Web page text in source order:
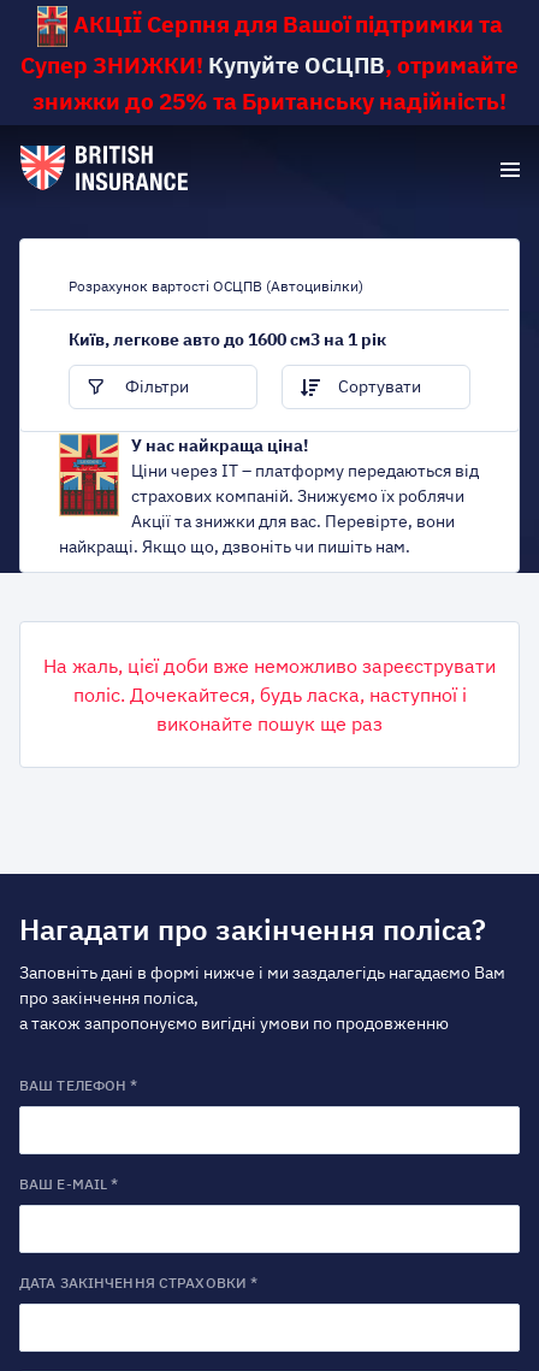
АКЦІЇ Серпня для Вашої підтримки та
Супер ЗНИЖКИ! Купуйте ОСЦПВ, отримайте
знижки до 25% та Британську надійність!
Розрахунок вартості ОСЦПВ (Автоцивілки)
Київ, легкове авто до 1600 см3 на 1 рік
Фільтри Сортувати
У нас найкраща ціна!
Ціни через IT – платформу передаються від
страхових компаній. Знижуємо їх роблячи
Акції та знижки для вас. Перевірте, вони
найкращі. Якщо що, дзвоніть чи пишіть нам.
На жаль, цієї доби вже неможливо зареєструвати
поліс. Дочекайтеся, будь ласка, наступної і
виконайте пошук ще раз
Нагадати про закінчення поліса?
Заповніть дані в формі нижче і ми заздалегідь нагадаємо Вам
про закінчення поліса,
а також запропонуємо вигідні умови по продовженню
ВАШ ТЕЛЕФОН *
ВАШ E-MAIL *
ДАТА ЗАКІНЧЕННЯ СТРАХОВКИ *